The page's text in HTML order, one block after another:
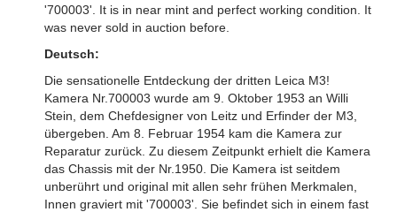
'700003'. It is in near mint and perfect working condition. It
was never sold in auction before.
Deutsch:
Die sensationelle Entdeckung der dritten Leica M3!
Kamera Nr.700003 wurde am 9. Oktober 1953 an Willi
Stein, dem Chefdesigner von Leitz und Erfinder der M3,
übergeben. Am 8. Februar 1954 kam die Kamera zur
Reparatur zurück. Zu diesem Zeitpunkt erhielt die Kamera
das Chassis mit der Nr.1950. Die Kamera ist seitdem
unberührt und original mit allen sehr frühen Merkmalen,
Innen graviert mit '700003'. Sie befindet sich in einem fast